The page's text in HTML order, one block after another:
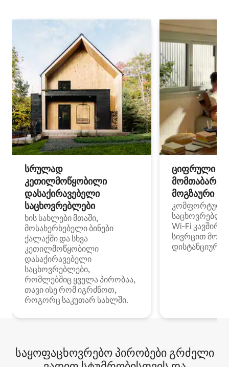
სრულად
კეთილმოწყობილი
დასაქირავებელი
საცხოვრებლები
ხის სახლები მთაში,
მოსახერხებელი ბინები
ქალაქში და სხვა
კეთილმოწყობილი
დასაქირავებელი
საცხოვრებლები,
რომლებშიც ყველა პირობაა,
თავი ისე რომ იგრძნოთ,
როგორც საკუთარ სახლში.
ციფრული
მოგზაური
კომფორტული
Wi‑Fi
სივრცით
დისტანციური
საყოფაცხოვრებო პირობები გრძელი